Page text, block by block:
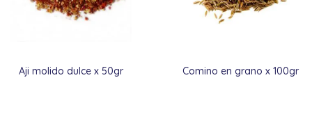
Aji molido dulce x 50gr Comino en grano x 100gr